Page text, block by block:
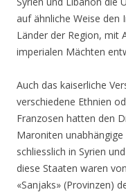
auf ähnliche Weise den
Länder der Region, mit
imperialen Mächten
Auch das kaiserliche
verschiedene Ethnien
Franzosen hatten den
Maroniten
schliesslich in Syrien
diese Staaten waren
«Sanjaks» (Provinzen)